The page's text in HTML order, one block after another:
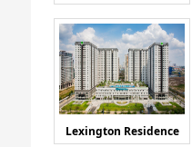
Lexington Residence